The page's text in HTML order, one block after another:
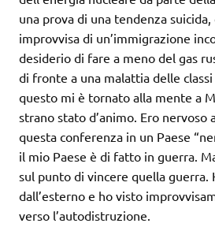
una prova di una tendenza
improvvisa di un’immigrazione
desiderio di fare a meno del gas
di fronte a una malattia delle
questo mi è tornato alla mente a
strano stato d’animo. Ero nervoso
questa conferenza in un Paese
il mio Paese è di fatto in guerra.
sul punto di vincere quella guerra.
dall’esterno e ho visto
verso l’autodistruzione.